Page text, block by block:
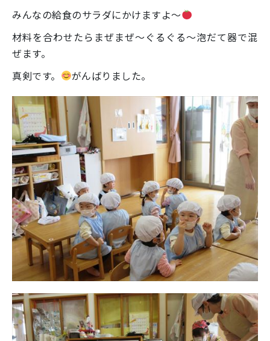
みんなの給食のサラダにかけますよ～
材料を合わせたらまぜまぜ～ぐるぐる～泡だて器で混
ぜます。
真剣です。
がんばりました。